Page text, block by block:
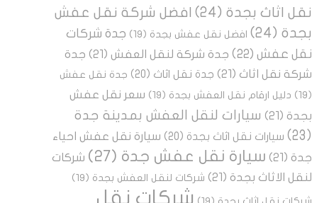
نقل اثاث بجدة(24)
افضل شركة نقل عفش
بجدة(24) افضل نقل عفش بجدة (19)
جدة شركات
نقل عفش(22) جدة شركة لنقل العفش (21)
جدة
شركة نقل اثاث (21) جدة نقل اثاث (20)
جدة نقل عفش
(19)
دليل ارقام نقل العفش بجدة (19)
سعر نقل عفش
بجدة (21)
سيارات لنقل العفش بمدينة جدة
(23)
سيارات نقل اثاث بجدة (20)
سيارة نقل عفش احياء
جدة (21) سيارة نقل عفش جدة (27)
شركات
لنقل الاثاث بجدة (21) شركات لنقل العفش بجدة (19)
شركات نقل